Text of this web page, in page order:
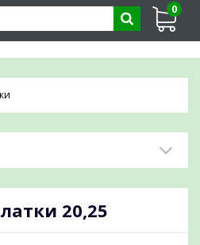
0
20,25
на почту и
по любым вопросам